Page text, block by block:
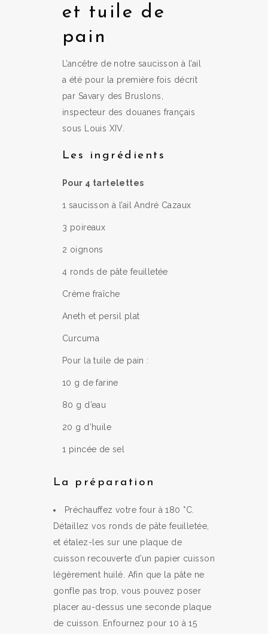
et tuile de
pain
L’ancêtre de notre saucisson à l’ail
a été pour la première fois décrit
par Savary des Bruslons,
inspecteur des douanes français
sous Louis XIV.
Les ingrédients
Pour 4 tartelettes
1 saucisson à l’ail André Cazaux
3 poireaux
2 oignons
4 ronds de pâte feuilletée
Crème fraîche
Aneth et persil plat
Curcuma
Pour la tuile de pain :
10 g de farine
80 g d’eau
20 g d’huile
1 pincée de sel
La préparation
Préchauffez votre four à 180 °C.
Détaillez vos ronds de pâte feuilletée,
et étalez-les sur une plaque de
cuisson recouverte d’un papier cuisson
légèrement huilé. Afin que la pâte ne
gonfle pas trop, vous pouvez poser
placer au-dessus une seconde plaque
de cuisson. Enfournez pour 10 à 15